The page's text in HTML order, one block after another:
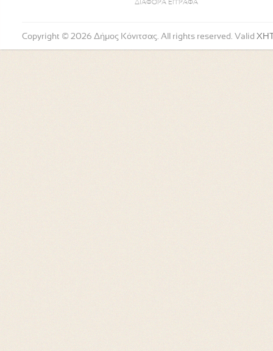
ΔΙΑΦΟΡΑ ΕΓΓΡΑΦΑ
Copyright © 2026 Δήμος Κόνιτσας. All rights reserved. Valid